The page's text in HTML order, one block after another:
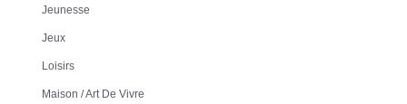
Jeunesse
Jeux
Loisirs
Maison / Art De Vivre